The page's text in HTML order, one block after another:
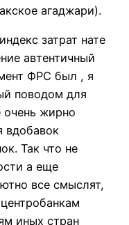
агаджари).
затрат нате
автентичный
ФРС был , я
поводом для
очень жирно
вдобавок
Так что не
а еще
все смыслят,
иных стран